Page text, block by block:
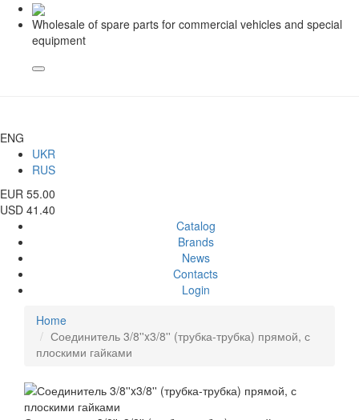
Wholesale of spare parts for commercial vehicles and special
equipment
ENG
UKR
RUS
EUR 55.00
USD 41.40
Catalog
Brands
News
Contacts
Login
Home
Соединитель 3/8''x3/8'' (трубка-трубка) прямой, с
плоскими гайками